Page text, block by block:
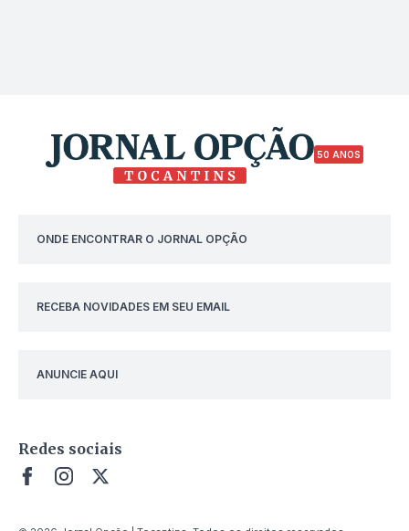
50 ANOS
ONDE ENCONTRAR O JORNAL OPÇÃO
RECEBA NOVIDADES EM SEU EMAIL
ANUNCIE AQUI
Redes sociais